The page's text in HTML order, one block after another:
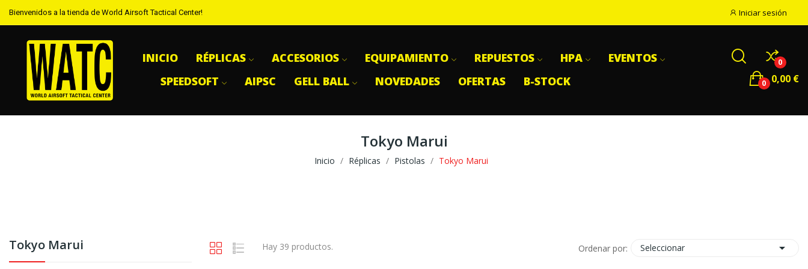
Bienvenidos a la tienda de World Airsoft Tactical Center! Iniciar sesión
INICIO RÉPLICAS ACCESORIOS EQUIPAMIENTO REPUESTOS HPA
EVENTOS
SPEEDSOFT
AIPSC GELL BALL NOVEDADES OFERTAS B-STOCK
0
0,00 €
0
Tokyo Marui
Inicio Réplicas Pistolas Tokyo Marui
Tokyo Marui Hay 39 productos. Ordenar por: Seleccionar 